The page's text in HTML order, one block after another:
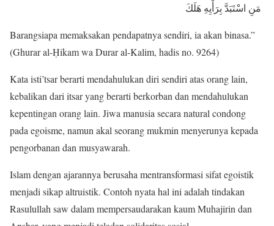
Barangsiapa memaksakan pendapatnya sendiri, ia akan binasa.”
(Ghurar al-Ḥikam wa Durar al-Kalim, hadis no. 9264)
Kata isti’tsar berarti mendahulukan diri sendiri atas orang lain,
kebalikan dari itsar yang berarti berkorban dan mendahulukan
kepentingan orang lain. Jiwa manusia secara natural condong
pada egoisme, namun akal seorang mukmin menyerunya kepada
pengorbanan dan musyawarah.
Islam dengan ajarannya berusaha mentransformasi sifat egoistik
menjadi sikap altruistik. Contoh nyata hal ini adalah tindakan
Rasulullah saw dalam mempersaudarakan kaum Muhajirin dan